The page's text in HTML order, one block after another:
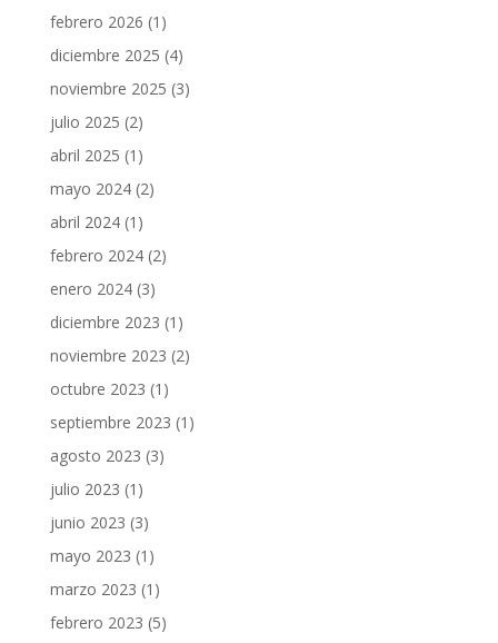
febrero 2026 (1)
diciembre 2025 (4)
noviembre 2025 (3)
julio 2025 (2)
abril 2025 (1)
mayo 2024(2)
abril 2024(1)
febrero 2024(2)
enero 2024(3)
diciembre 2023 (1)
noviembre 2023 (2)
octubre 2023 (1)
septiembre 2023 (1)
agosto 2023 (3)
julio 2023 (1)
junio 2023 (3)
mayo 2023 (1)
marzo 2023 (1)
febrero 2023 (5)